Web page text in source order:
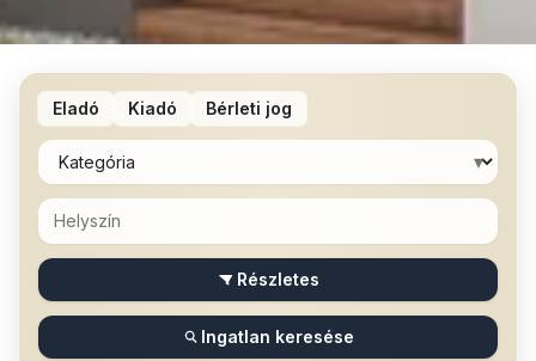
Eladó Kiadó Bérleti jog
▾
Részletes
Ingatlan keresése